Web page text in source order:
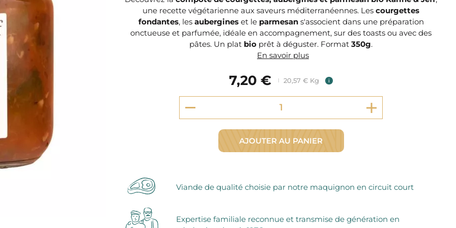
Sélection dans les fermes locales depuis 1976
Découvrir notre savoir-faire de maquignon
Fromager Affineurs depuis plus de 45 ans
Découvrez notre sélection de Fromages livrés en 24h
et préparations pour dessert
chauds
Découvrez + de 3000 références disponibles
Sélection par notre sommelier
une recette végétarienne aux saveurs méditerranéennes. Les courgettes
fondantes, les aubergineset le parmesans'associent dans une préparation
onctueuse et parfumée, idéale en accompagnement, sur des toasts ou avec des
pâtes. Un plat bio prêt à déguster. Format 350g.
En savoir plus
7,20 € 20,57 € Kg i
AJOUTER AU PANIER
Viande de qualité choisie par notre maquignon en circuit court
Expertise familiale reconnue et transmise de génération en